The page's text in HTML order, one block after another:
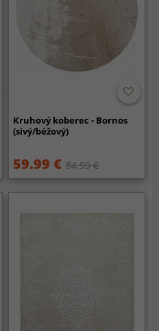
Kruhový koberec - Bornos
(sivý/béžový)
59.99 € 84.99 €